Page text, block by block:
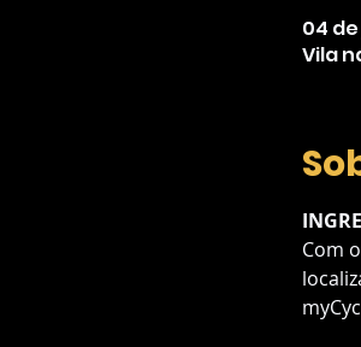
04 de
Vila
Com